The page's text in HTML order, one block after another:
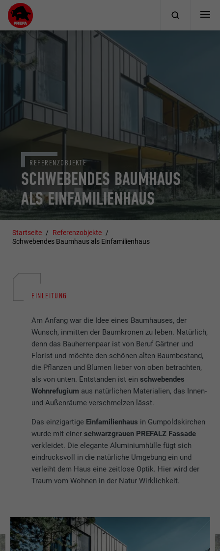
SCHWEBENDES BAUMHAUS
ALS EINFAMILIENHAUS
REFERENZOBJEKTE
Startseite
Referenzobjekte
Schwebendes Baumhaus als Einfamilienhaus
EINLEITUNG
Am Anfang war die Idee eines Baumhauses, der
Wunsch, inmitten der Baumkronen zu leben. Natürlich,
denn das Bauherrenpaar ist von Beruf Gärtner und
Florist und möchte den schönen alten Baumbestand,
die Pflanzen und Blumen lieber von oben betrachten,
als von unten. Entstanden ist einschwebendes
Wohnrefugium aus natürlichen Materialien, das Innen-
und Außenräume verschmelzen lässt.
Das einzigartige Einfamilienhaus in Gumpoldskirchen
wurde mit einerschwarzgrauen PREFALZ Fassade
verkleidet. Die elegante Aluminiumhülle fügt sich
eindrucksvoll in die natürliche Umgebung ein und
verleiht dem Haus eine zeitlose Optik. Hier wird der
Traum vom Wohnen in der Natur Wirklichkeit.